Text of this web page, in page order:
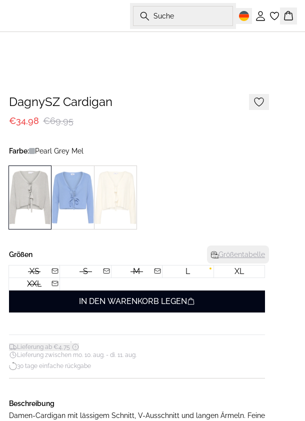
Suche
Einloggen
DagnySZ Cardigan
€34,98 €69,95
Farbe: Pearl Grey Mel
Größen Größentabelle
XS S M L
XL
XXL
IN DEN WARENKORB LEGEN
Lieferung ab €4,75*
Lieferung zwischen mo. 10. aug. - di. 11. aug.
30 tage einfache rückgabe
Beschreibung
Damen-Cardigan mit lässigem Schnitt, V-Ausschnitt und langen Ärmeln. Feine